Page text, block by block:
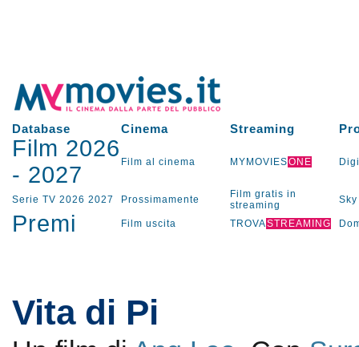
Database Cinema Streaming
Film 2026
- 2027 Film al cinema MYMOVIESONE
Serie TV 2026 2027 Prossimamente
Film gratis in
streaming
Sky
Premi Film uscita TROVASTREAMING
Vita di Pi